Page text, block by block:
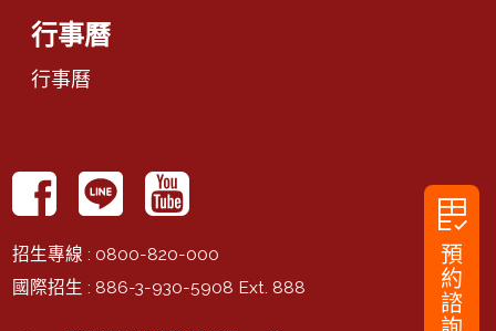
rubric
預
約
諮
招生專線 : 0800-820-000
國際招生 : 886-3-930-5908 Ext. 888
行事曆
行事曆